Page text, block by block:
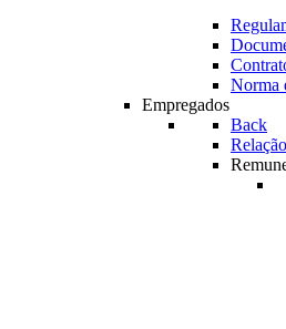
Norma
Empregados
Back